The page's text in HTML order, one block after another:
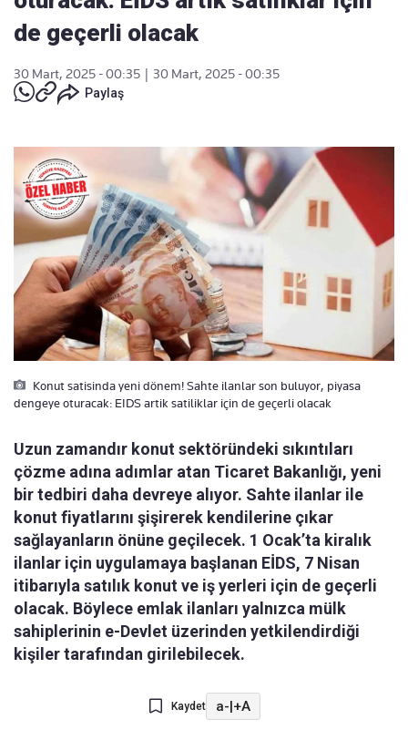
de geçerli olacak
30 Mart, 2025 - 00:35
30 Mart, 2025 - 00:35
Paylaş
Konut satisinda yeni dönem! Sahte ilanlar son buluyor, piyasa
dengeye oturacak: EIDS artik satiliklar için de geçerli olacak
Uzun zamandır konut sektöründeki sıkıntıları
çözme adına adımlar atan Ticaret Bakanlığı, yeni
bir tedbiri daha devreye alıyor. Sahte ilanlar ile
konut fiyatlarını şişirerek kendilerine çıkar
sağlayanların önüne geçilecek. 1 Ocak’ta kiralık
ilanlar için uygulamaya başlanan EİDS, 7 Nisan
itibarıyla satılık konut ve iş yerleri için de geçerli
olacak. Böylece emlak ilanları yalnızca mülk
sahiplerinin e-Devlet üzerinden yetkilendirdiği
kişiler tarafından girilebilecek.
Kaydet a-|+A